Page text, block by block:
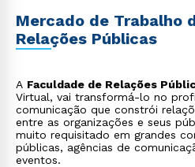
Mercado de Trabalho
Relações Públicas
A Faculdade de Relações
Virtual, vai transformá-lo no
comunicação que constrói
entre as organizações e seus
muito requisitado em grandes
públicas, agências de
eventos.